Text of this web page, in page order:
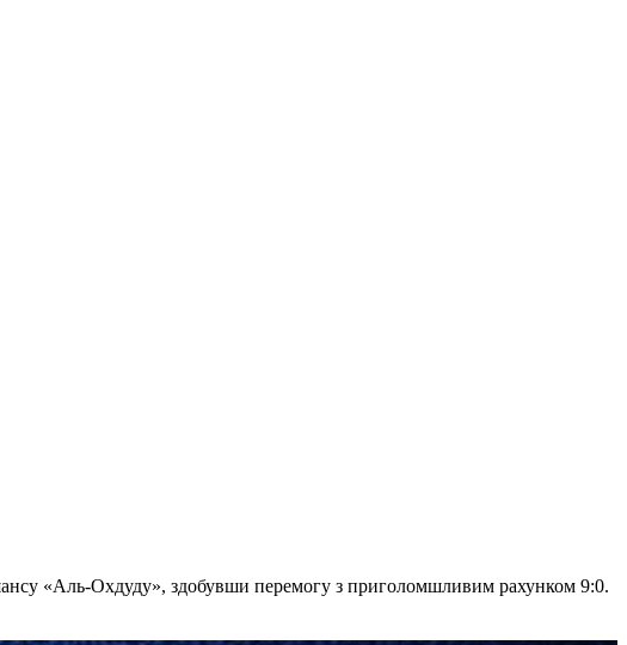
«Аль-Охдуду», здобувши перемогу з приголомшливим рахунком 9:0.